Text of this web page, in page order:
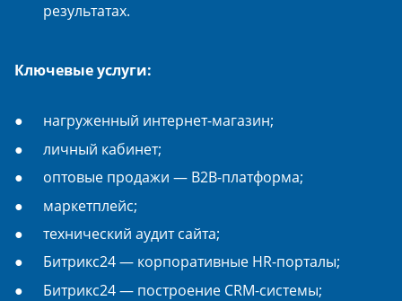
результатах.
Ключевые услуги:
нагруженный интернет-магазин;
личный кабинет;
оптовые продажи — B2B-платформа;
маркетплейс;
технический аудит сайта;
Битрикс24 — корпоративные HR-порталы;
Битрикс24 — построение CRM-системы;